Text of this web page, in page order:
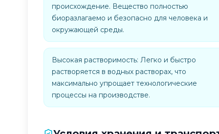
происхождение. Вещество полностью
биоразлагаемо и безопасно для человека и
окружающей среды.
Высокая растворимость: Легко и быстро
растворяется в водных растворах, что
максимально упрощает технологические
процессы на производстве.